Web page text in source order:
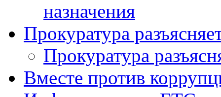
назначения
Прокуратура
Прокуратура
Вместе против